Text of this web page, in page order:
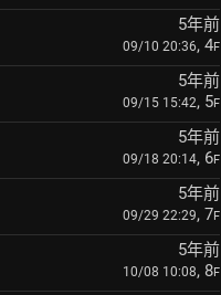
5年前
09/10 20:36, 4F
5年前
09/15 15:42, 5F
5年前
09/18 20:14, 6F
5年前
09/29 22:29, 7F
5年前
10/08 10:08, 8F